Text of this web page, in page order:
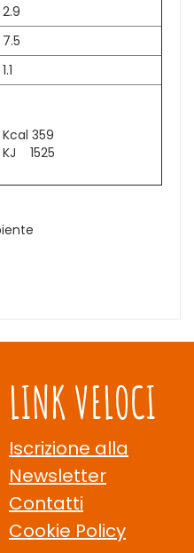
2.9
7.5
1.1
Kcal 359
KJ 1525
LINK VELOCI
Iscrizione alla
Newsletter
Contatti
Cookie Policy